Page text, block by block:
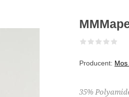
Producent:
35%